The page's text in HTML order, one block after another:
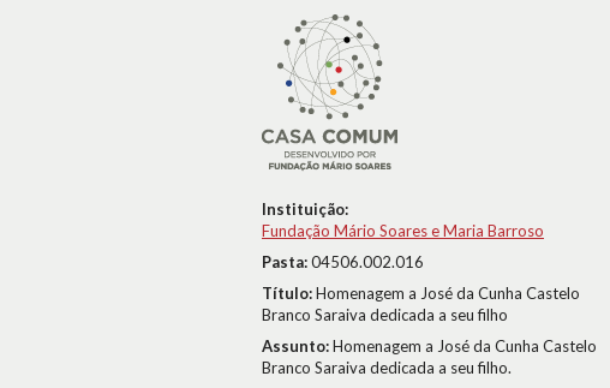
Instituição:
Fundação Mário Soares e Maria Barroso
Pasta:04506.002.016
Título:Homenagem a José da Cunha Castelo
Branco Saraiva dedicada a seu filho
Assunto:Homenagem a José da Cunha Castelo
Branco Saraiva dedicada a seu filho.